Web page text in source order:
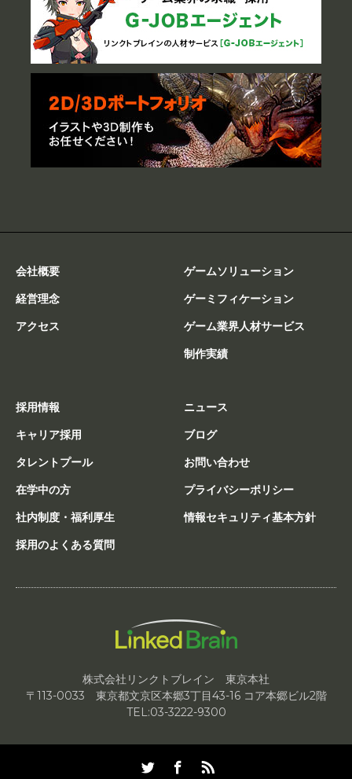
会社概要
経営理念
アクセス
ゲームソリューション
ゲーミフィケーション
ゲーム業界人材サービス
制作実績
採用情報
キャリア採用
タレントプール
在学中の方
社内制度・福利厚生
採用のよくある質問
ニュース
ブログ
お問い合わせ
プライバシーポリシー
情報セキュリティ基本方針
株式会社リンクトブレイン 東京本社
〒113-0033 東京都文京区本郷3丁目43-16 コア本郷ビル2階
TEL:03-3222-9300